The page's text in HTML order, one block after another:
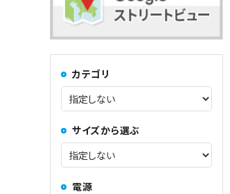
コーヒーマシン関連
その他
カテゴリ
サイズから選ぶ
電源